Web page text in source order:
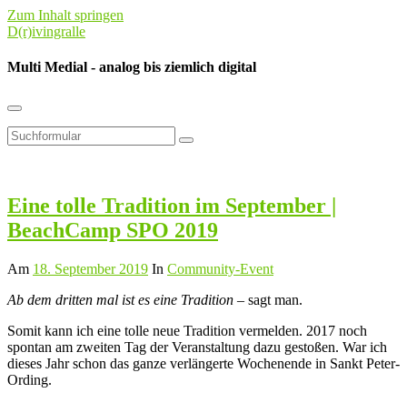
Zum Inhalt springen
D(r)ivingralle
Multi Medial - analog bis ziemlich digital
Suchfeld
umschalten
Suchen
Eine tolle Tradition im September |
BeachCamp SPO 2019
Am 18. September 2019 In Community-Event
Ab dem dritten mal ist es eine Tradition – sagt man.
Somit kann ich eine tolle neue Tradition vermelden. 2017 noch
spontan am zweiten Tag der Veranstaltung dazu gestoßen. War ich
dieses Jahr schon das ganze verlängerte Wochenende in Sankt Peter-
Ording.